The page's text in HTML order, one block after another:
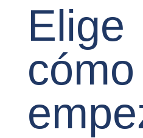
Elige
cómo